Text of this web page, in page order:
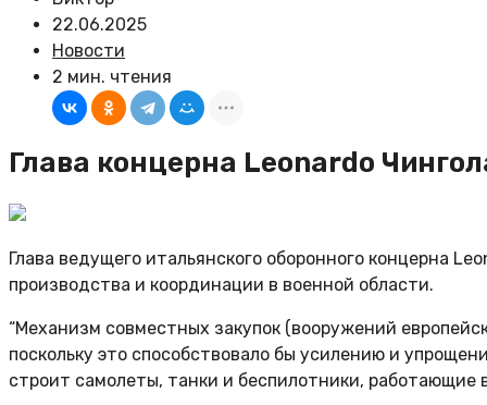
22.06.2025
Новости
2 мин. чтения
Глава концерна Leonardo
Глава ведущего итальянского оборонного концерна
производства и координации в военной области.
“Механизм совместных закупок (вооружений
поскольку это способствовало бы усилению и
строит самолеты, танки и беспилотники,